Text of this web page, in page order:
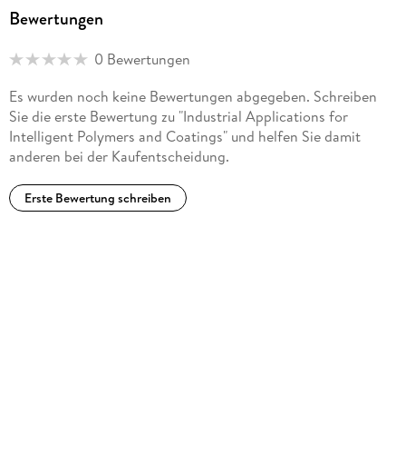
Bewertungen
0 Bewertungen
Es wurden noch keine Bewertungen abgegeben. Schreiben
Sie die erste Bewertung zu "Industrial Applications for
Intelligent Polymers and Coatings" und helfen Sie damit
anderen bei der Kaufentscheidung.
Erste Bewertung schreiben